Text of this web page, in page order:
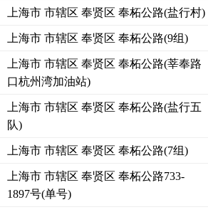
上海市 市辖区 奉贤区 奉柘公路(盐行村)
上海市 市辖区 奉贤区 奉柘公路(9组)
上海市 市辖区 奉贤区 奉柘公路(莘奉路
口杭州湾加油站)
上海市 市辖区 奉贤区 奉柘公路(盐行五
队)
上海市 市辖区 奉贤区 奉柘公路(7组)
上海市 市辖区 奉贤区 奉柘公路733-
1897号(单号)